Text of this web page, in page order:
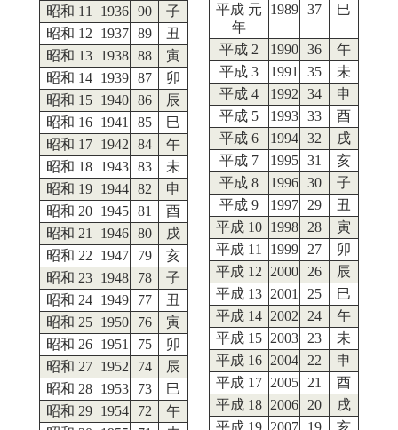
昭和 11
1936 90
子
昭和 12
1937 89
丑
昭和 13 1938 88
寅
昭和 14 1939 87
卯
昭和 15 1940 86
辰
昭和 16 1941 85
巳
昭和 17 1942 84
午
昭和 18 1943 83
未
昭和 19 1944 82
申
昭和 20 1945 81
酉
昭和 21
1946 80
戌
昭和 22
1947 79
亥
昭和 23 1948 78
子
昭和 24 1949 77
丑
昭和 25 1950 76
寅
昭和 26 1951 75
卯
昭和 27 1952 74
辰
昭和 28 1953 73
巳
昭和 29 1954 72
午
平成 元
年
1989 37 巳
平成 2 1990 36
午
平成 3
1991 35
未
平成 4
1992 34
申
平成 5
1993 33
酉
平成 6
1994 32
戌
平成 7
1995 31
亥
平成 8
1996 30
子
平成 9
1997 29
丑
平成 10 1998 28
寅
平成 11
1999 27
卯
平成 12
2000 26
辰
平成 13 2001 25
巳
平成 14 2002 24
午
平成 15 2003 23
未
平成 16 2004 22
申
平成 17 2005 21
酉
平成 18 2006 20
戌
平成 19 2007 19
亥